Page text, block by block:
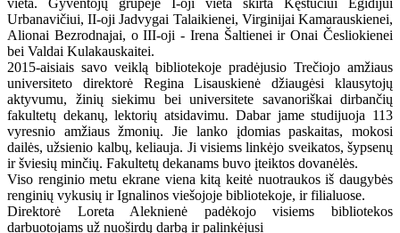
Urbanavičiui, II-oji Jadvygai Talaikienei, Virginijai Kamarauskienei,
Alionai Bezrodnajai, o III-oji - Irena Šaltienei ir Onai Česliokienei
bei Valdai Kulakauskaitei.
2015-aisiais savo veiklą bibliotekoje pradėjusio Trečiojo amžiaus
universiteto direktorė Regina Lisauskienė džiaugėsi klausytojų
aktyvumu, žinių siekimu bei universitete savanoriškai dirbančių
fakultetų dekanų, lektorių atsidavimu. Dabar jame studijuoja 113
vyresnio amžiaus žmonių. Jie lanko įdomias paskaitas, mokosi
dailės, užsienio kalbų, keliauja. Ji visiems linkėjo sveikatos, šypsenų
ir šviesių minčių. Fakultetų dekanams buvo įteiktos dovanėlės.
Viso renginio metu ekrane viena kitą keitė nuotraukos iš daugybės
renginių vykusių ir Ignalinos viešojoje bibliotekoje, ir filialuose.
Direktorė Loreta Aleknienė padėkojo visiems bibliotekos
darbuotojams už nuoširdų darbą ir palinkėjusi